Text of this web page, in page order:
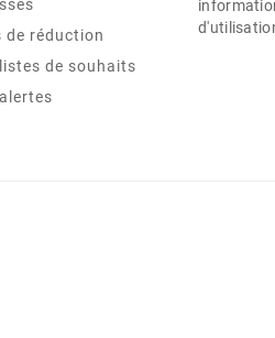
de réduction
de souhaits